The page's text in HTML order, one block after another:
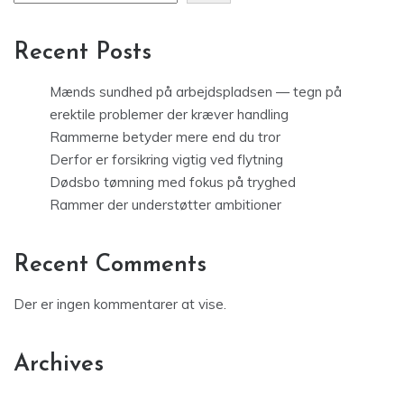
Recent Posts
Mænds sundhed på arbejdspladsen — tegn på
erektile problemer der kræver handling
Rammerne betyder mere end du tror
Derfor er forsikring vigtig ved flytning
Dødsbo tømning med fokus på tryghed
Rammer der understøtter ambitioner
Recent Comments
Der er ingen kommentarer at vise.
Archives